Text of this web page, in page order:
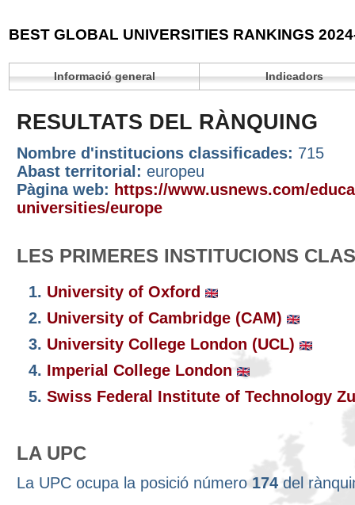
BEST GLOBAL UNIVERSITIES RANKINGS
Informació general Indicadors
RESULTATS DEL RÀNQUING
Nombre d'institucions classificades: 715
Abast territorial: europeu
Pàgina web: https://www.usnews.com/
universities/europe
LES PRIMERES INSTITUCIONS
1. University of Oxford
2. University of Cambridge (CAM)
3. University College London (UCL)
4. Imperial College London
5. Swiss Federal Institute of Technology
LA UPC
La UPC ocupa la posició número174 del